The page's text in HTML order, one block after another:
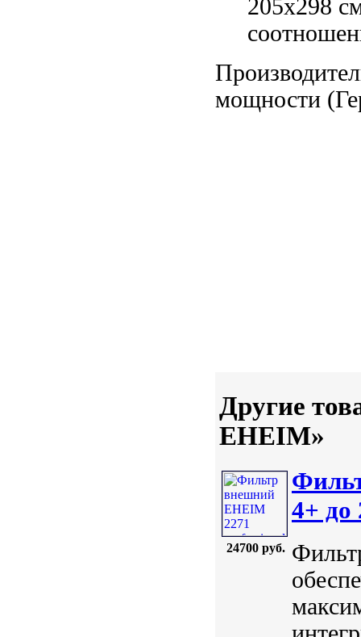
205x298
мощности
Другие
EHEIM»
24700 руб.
4+ до